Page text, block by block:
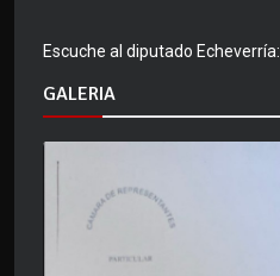
Escuche al diputado Echeverría:
GALERIA